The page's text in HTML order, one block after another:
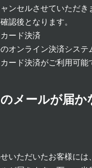
ンセルさせていただき
認後となります。
ード決済
オンライン決済システ
ード決済がご利用可能
メールが届か
いただいたお客様には